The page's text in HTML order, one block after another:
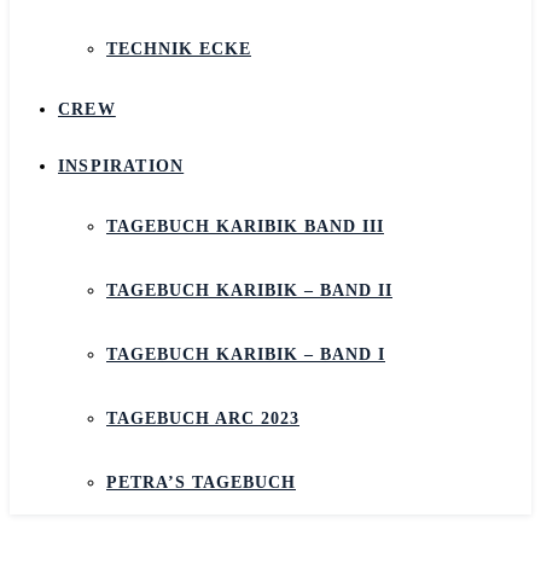
TECHNIK ECKE
CREW
INSPIRATION
TAGEBUCH KARIBIK BAND III
TAGEBUCH KARIBIK – BAND II
TAGEBUCH KARIBIK – BAND I
TAGEBUCH ARC 2023
PETRA’S TAGEBUCH